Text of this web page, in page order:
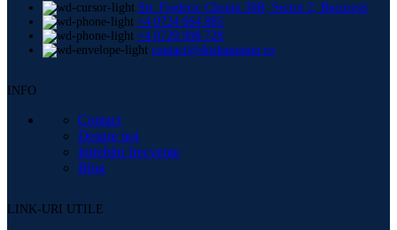
Str. Frederic Chopin 30B, Sector 2, București
+4 0724 664 885
+4 0729 998 728
contact@shishamaster.ro
INFO
Contact
Despre noi
Intrebări frecvente
Blog
LINK-URI UTILE